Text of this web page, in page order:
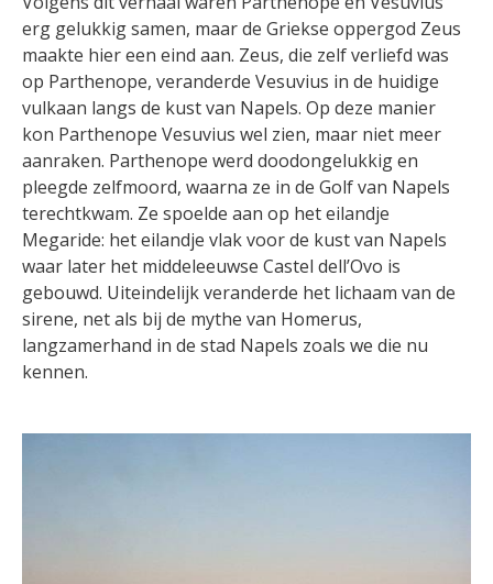
erg gelukkig samen, maar de Griekse oppergod Zeus
maakte hier een eind aan. Zeus, die zelf verliefd was
op Parthenope, veranderde Vesuvius in de huidige
vulkaan langs de kust van Napels. Op deze manier
kon Parthenope Vesuvius wel zien, maar niet meer
aanraken. Parthenope werd doodongelukkig en
pleegde zelfmoord, waarna ze in de Golf van Napels
terechtkwam. Ze spoelde aan op het eilandje
Megaride: het eilandje vlak voor de kust van Napels
waar later het middeleeuwse Castel dell’Ovo is
gebouwd. Uiteindelijk veranderde het lichaam van de
sirene, net als bij de mythe van Homerus,
langzamerhand in de stad Napels zoals we die nu
kennen.